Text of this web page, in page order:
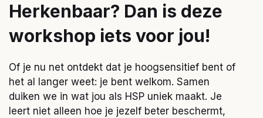
Herkenbaar? Dan is deze
workshop iets voor jou!
Of je nu net ontdekt dat je hoogsensitief bent of
het al langer weet: je bent welkom. Samen
duiken we in wat jou als HSP uniek maakt. Je
leert niet alleen hoe je jezelf beter beschermt,